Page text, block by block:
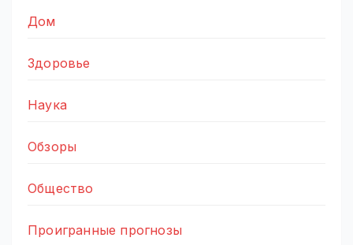
Дом
Здоровье
Наука
Обзоры
Общество
Проигранные прогнозы